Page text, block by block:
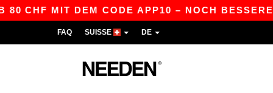
MIT DEM CODE APP10 – NOCH BESSERE
FAQ SUISSE DE